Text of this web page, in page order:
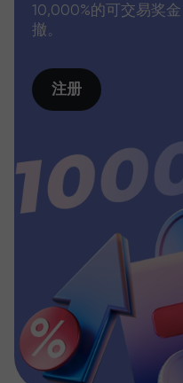
10,000%的可交易奖
撤。
注册